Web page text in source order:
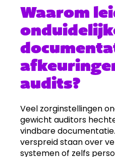
Waarom
audits?
Veel zorginstellingen
gewicht auditors
vindbare
verspreid staan over
systemen of zelfs